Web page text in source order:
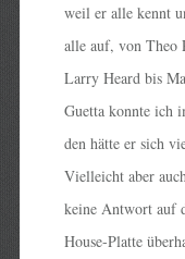
weil er alle kennt
alle auf, von Theo
Larry Heard bis
Guetta konnte ich
den hätte er sich
Vielleicht aber
keine Antwort auf
House-Platte